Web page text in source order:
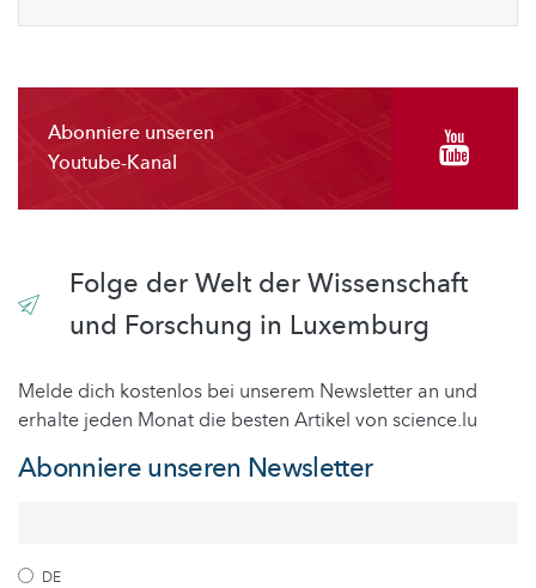
Abonniere unseren
Youtube-Kanal
Folge der Welt der Wissenschaft
und Forschung in Luxemburg
Melde dich kostenlos bei unserem Newsletter an und
erhalte jeden Monat die besten Artikel von science.lu
Abonniere unseren Newsletter
DE